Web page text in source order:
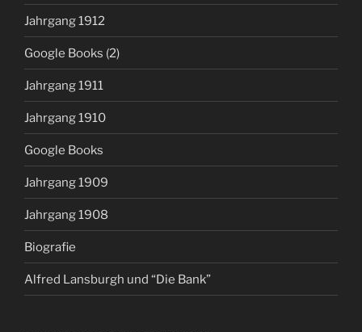
Jahrgang 1912
Google Books (2)
Jahrgang 1911
Jahrgang 1910
Google Books
Jahrgang 1909
Jahrgang 1908
Biografie
Alfred Lansburgh und “Die Bank”